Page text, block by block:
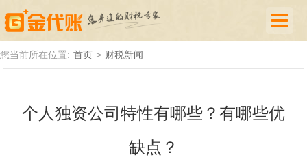
代理记账
厦门落户
您当前所在位置: 首页 > 财税新闻
个人独资公司特性有哪些？有哪些优
缺点？